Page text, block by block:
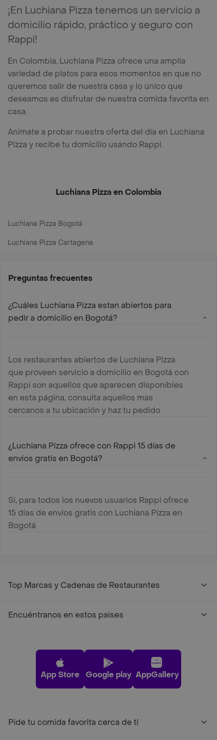
¡En Luchiana Pizza tenemos un servicio a
domicilio rápido, práctico y seguro con
Rappi!
En Colombia, Luchiana Pizza ofrece una amplia
variedad de platos para esos momentos en que no
queremos salir de nuestra casa y lo único que
deseamos es disfrutar de nuestra comida favorita en
casa.
Anímate a probar nuestra oferta del día en Luchiana
Pizza y recibe tu domicilio usando Rappi.
Luchiana Pizza en Colombia
Luchiana Pizza Bogotá
Luchiana Pizza Cartagena
Preguntas frecuentes
¿Cuáles Luchiana Pizza estan abiertos para
pedir a domicilio en Bogotá?
Los restaurantes abiertos de Luchiana Pizza
que proveen servicio a domicilio en Bogotá con
Rappi son aquellos que aparecen disponibles
en esta página, consulta aquellos mas
cercanos a tu ubicación y haz tu pedido
¿Luchiana Pizza ofrece con Rappi 15 días de
envíos gratis en Bogotá?
Sí, para todos los nuevos usuarios Rappi ofrece
15 días de envíos gratis con Luchiana Pizza en
Bogotá
Top Marcas y Cadenas de Restaurantes
Encuéntranos en estos países
App Store Google play AppGallery
Pide tu comida favorita cerca de ti